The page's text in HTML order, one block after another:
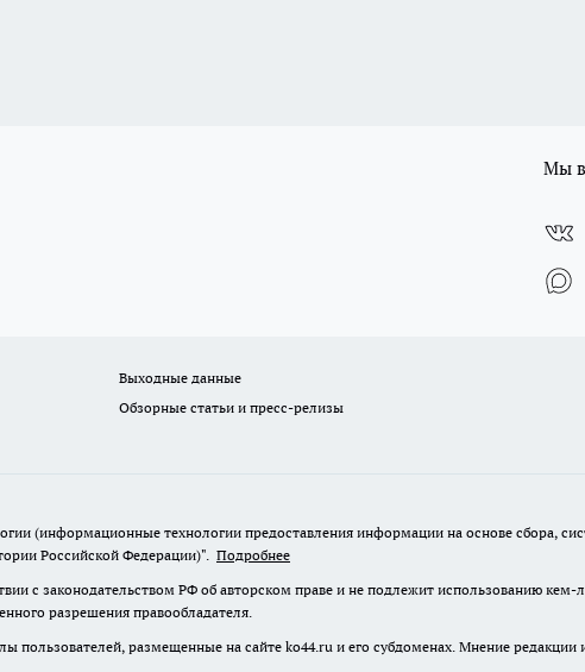
Мы в
Выходные данные
Обзорные статьи и пресс-релизы
(информационные технологии предоставления информации на основе сбора,
Российской Федерации)". Подробнее
с законодательством РФ об авторском праве и не подлежит использованию
разрешения правообладателя.
пользователей, размещенные на сайте ko44.ru и его субдоменах. Мнение редакции